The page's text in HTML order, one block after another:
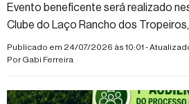
Evento beneficente será realizado
Clube do Laço Rancho dos
ao Hospital de Amor
Publicado em 24/07/2026 às 10:01 -
PorGabi Ferreira